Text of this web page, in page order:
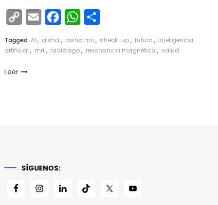
Copy
Link
EmailFacebook
WhatsApp
Compartir
Tagged AI , aisha , aisha mri , check-up, futuro, inteligencia
artificial , mri , radiólogo, resonancia magnética , salud
Leer
SÍGUENOS: